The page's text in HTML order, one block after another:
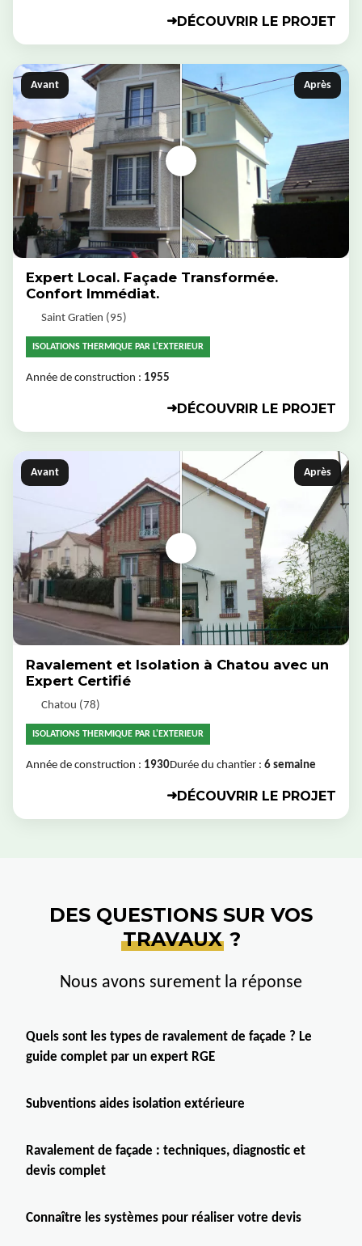
➜DÉCOUVRIR LE PROJET
Avant Après
Expert Local. Façade Transformée.
Confort Immédiat.
Saint Gratien (95)
ISOLATIONS THERMIQUE PAR L'EXTERIEUR
Année de construction : 1955
➜DÉCOUVRIR LE PROJET
Avant Après
Ravalement et Isolation à Chatou avec un
Expert Certifié
Chatou (78)
ISOLATIONS THERMIQUE PAR L'EXTERIEUR
Année de construction : 1930Durée du chantier : 6 semaine
➜DÉCOUVRIR LE PROJET
DES QUESTIONS SUR VOS
TRAVAUX?
Nous avons surement la réponse
Quels sont les types de ravalement de façade ? Le
guide complet par un expert RGE
Subventions aides isolation extérieure
Ravalement de façade : techniques, diagnostic et
devis complet
Connaître les systèmes pour réaliser votre devis